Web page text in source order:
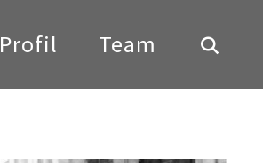
Profil Team